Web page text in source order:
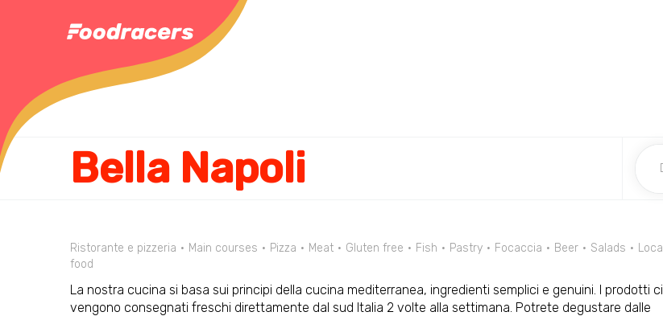
Bella Napoli
Ristorante e pizzeria Main courses Pizza Meat Gluten free Fish Pastry Focaccia Beer Salads
Local
food
La nostra cucina si basa sui principi della cucina mediterranea, ingredienti semplici e genuini. I prodotti ci
vengono consegnati freschi direttamente dal sud Italia 2 volte alla settimana. Potrete degustare dalle